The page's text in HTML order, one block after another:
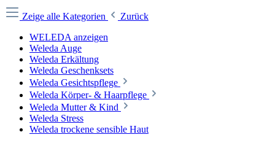
Zeige alle Kategorien
Zurück
WELEDA anzeigen
Weleda Auge
Weleda Erkältung
Weleda Geschenksets
Weleda Gesichtspflege
Weleda Körper- & Haarpflege
Weleda Mutter & Kind
Weleda Stress
Weleda trockene sensible Haut